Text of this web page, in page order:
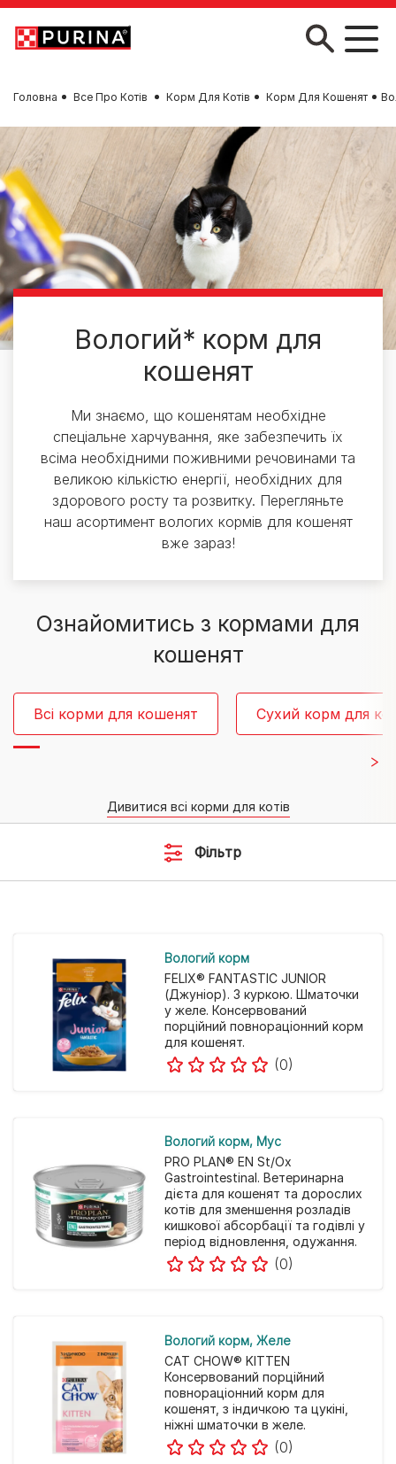
Skip to main content
Головна Все Про Котів Корм Для Котів Корм Для Кошенят
Вологий* корм для
кошенят
Ми знаємо, що кошенятам необхідне
спеціальне харчування, яке забезпечить їх
всіма необхідними поживними речовинами та
великою кількістю енергії, необхідних для
здорового росту та розвитку. Перегляньте
наш асортимент вологих кормів для кошенят
вже зараз!
Ознайомитись з кормами для
кошенят
Всі корми для кошенят Сухий корм для
Дивитися всі корми для котів
Фільтр
Вологий корм
FELIX® FANTASTIC JUNIOR
(Джуніор). З куркою. Шматочки
у желе. Консервований
порційний повнораціонний корм
для кошенят.
(0)
Вологий корм Мус
PRO PLAN® EN St/Ox
Gastrointestinal. Ветеринарна
дієта для кошенят та дорослих
котів для зменшення розладів
кишкової абсорбації та годівлі у
період відновлення, одужання.
(0)
Вологий корм Желе
CAT CHOW® KITTEN
Консервований порційний
повнораціонний корм для
кошенят, з індичкою та цукіні,
ніжні шматочки в желе.
(0)